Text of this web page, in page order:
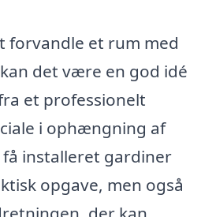
forvandle et rum med
det være en god idé
et professionelt
i ophængning af
installeret gardiner
opgave, men også